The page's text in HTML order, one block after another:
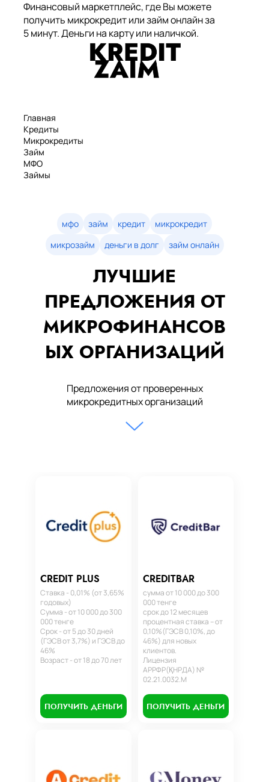
Финансовый маркетплейс, где Вы можете
получить микрокредит или займ онлайн за
5 минут. Деньги на карту или наличкой.
Главная
Кредиты
Микрокредиты
Займ
МФО
Займы
Займы онлайн
Денежные кредиты
мфо займ кредит
микрокредит
микрозайм
деньги в долг займ онлайн
ЛУЧШИЕ
ПРЕДЛОЖЕНИЯ ОТ
МИКРОФИНАНСОВ
ЫХ ОРГАНИЗАЦИЙ
Предложения от проверенных
микрокредитных организаций
CREDIT PLUS
Ставка - 0,01% (от 3,65%
годовых)
Сумма - от 10 000 до 300
000 тенге
Срок - от 5 до 30 дней
(ГЭСВ от 3,7%) и ГЭСВ до
46%
Возраст - от 18 до 70 лет
ПОЛУЧИТЬ ДЕНЬГИ
CREDITBAR
сумма от 10 000 до 300
000 тенге
срок до 12 месяцев
процентная ставка – от
0,10%(ГЭСВ 0,10%, до
46%) для новых
клиентов.
Лицензия
АРРФР(ҚНРДА) №
02.21.0032.М
ПОЛУЧИТЬ ДЕНЬГИ